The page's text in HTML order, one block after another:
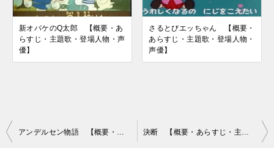
新オバケのQ太郎 【概要・あ
らすじ・主題歌・登場人物・声
優】
さるとびエッちゃん 【概要・
あらすじ・主題歌・登場人物・
声優】
投
アンデルセン物語 【概要・あらすじ・主題歌・登場人物・声優】 決断 【概要・あらすじ・主題歌・登場人物・声優】